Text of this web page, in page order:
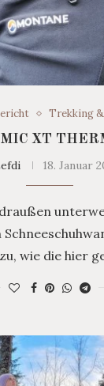
Trekking
XT
18. Januar
wie die hier